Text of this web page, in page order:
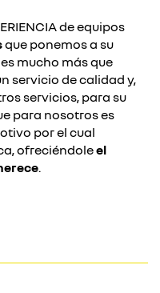
de equipos
que ponemos a su
mucho más que
servicio de calidad y,
servicios, para su
para nosotros es
por el cual
ofreciéndoleel
.